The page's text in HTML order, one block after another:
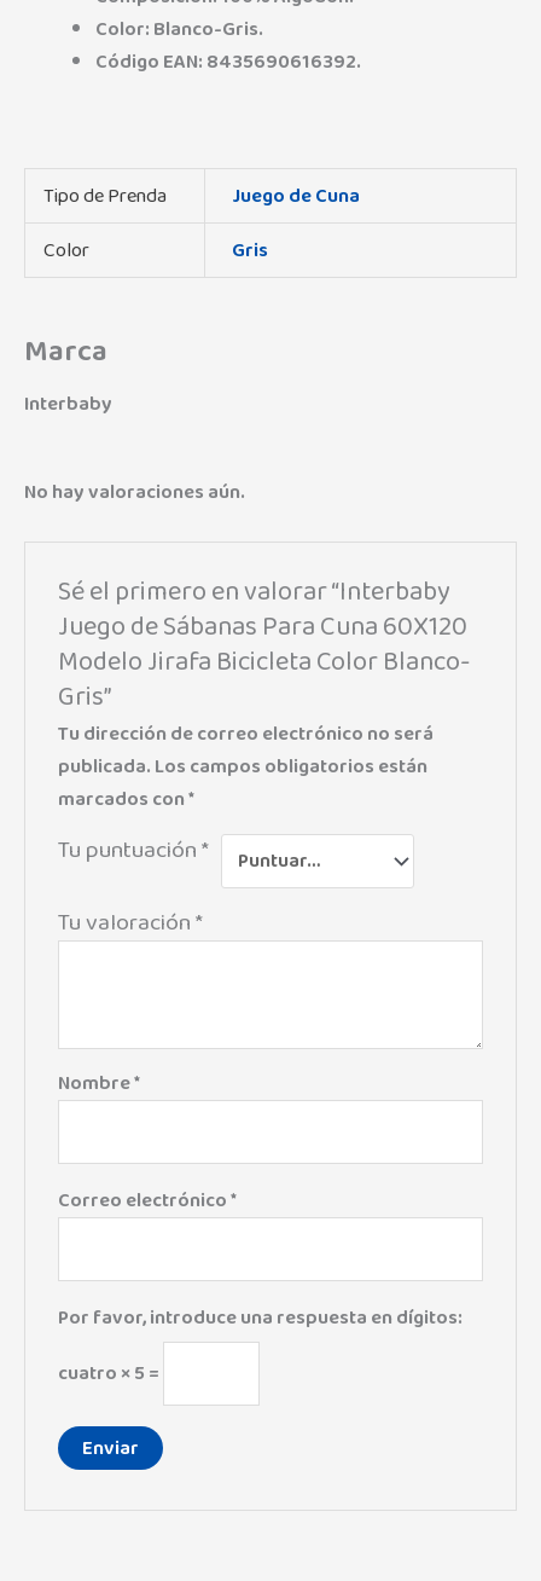
Color: Blanco-Gris.
Código EAN: 8435690616392.
Tipo de Prenda
Juego de Cuna
Color
Gris
Marca
Interbaby
No hay valoraciones aún.
Sé el primero en valorar “Interbaby
Juego de Sábanas Para Cuna 60X120
Modelo Jirafa Bicicleta Color Blanco-
Gris”
Tu dirección de correo electrónico no será
publicada.Los campos obligatorios están
marcados con*
Tu puntuación*
Tu valoración*
Nombre*
Correo electrónico*
Por favor, introduce una respuesta en dígitos:
cuatro × 5 =